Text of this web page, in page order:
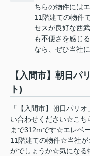
ちらの物件には
11階建ての物件
セスが良好な西
も不便さを感じ
なら、ぜひ当社
【入間市】朝日パ
ト)
「【入間市】朝日パリ
い合わせください☆こち
まで312mです☆エレベ
11階建ての物件☆当社が
がでしょうか☆気になる